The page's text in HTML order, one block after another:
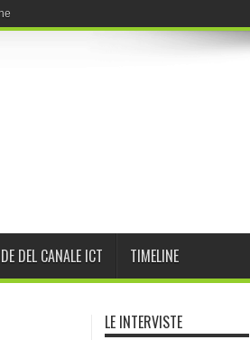
di canale
DEL CANALE ICT TIMELINE
LE INTERVISTE